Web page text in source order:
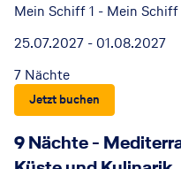
Mein Schiff 1 - Mein Schiff
25.07.2027 - 01.08.2027
7 Nächte
Jetzt buchen
9 Nächte -